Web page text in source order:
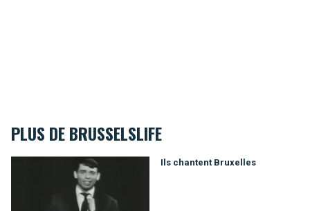
PLUS DE BRUSSELSLIFE
Ils chantent Bruxelles
Ils chantent Bruxelles